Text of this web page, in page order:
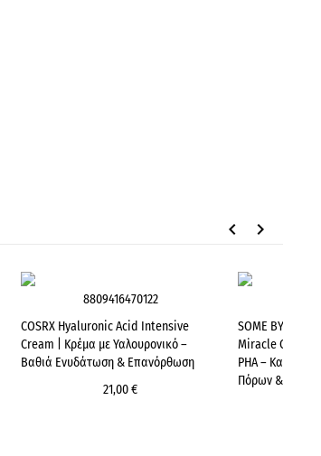
keyboard_arrow_left keyboard_arrow_right
8809416470122
COSRX Hyaluronic Acid Intensive
Cream | Κρέμα με Υαλουρονικό –
Βαθιά Ενυδάτωση & Επανόρθωση
21,00 €
SOME BY MI
Miracle Cream |
PHA – Κατά
Πόρων &